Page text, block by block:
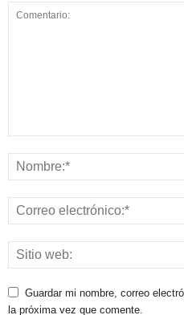
Guardar mi nombre, correo
la próxima vez que comente.